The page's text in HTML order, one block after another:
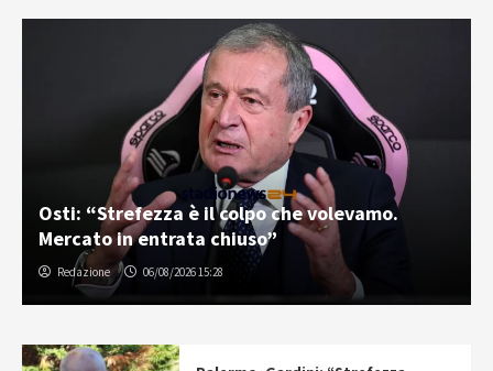
Osti: “Strefezza è il colpo che volevamo.
Mercato in entrata chiuso”
Redazione 06/08/2026 15:28